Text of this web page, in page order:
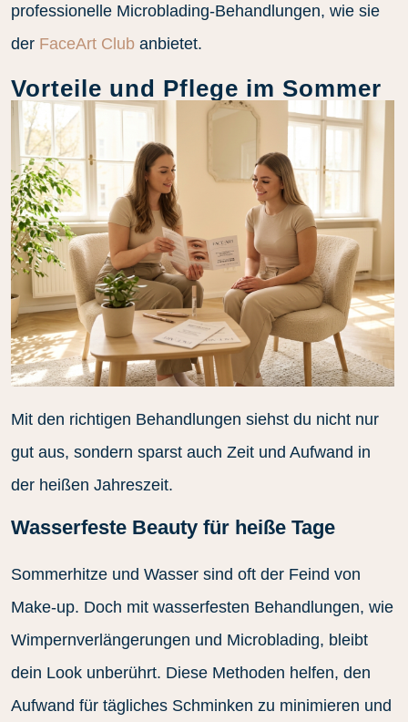
professionelle Microblading-Behandlungen, wie sie
der FaceArt Club anbietet.
Vorteile und Pflege im Sommer
Mit den richtigen Behandlungen siehst du nicht nur
gut aus, sondern sparst auch Zeit und Aufwand in
der heißen Jahreszeit.
Wasserfeste Beauty für heiße Tage
Sommerhitze und Wasser sind oft der Feind von
Make-up. Doch mit wasserfesten Behandlungen, wie
Wimpernverlängerungen und Microblading, bleibt
dein Look unberührt. Diese Methoden helfen, den
Aufwand für tägliches Schminken zu minimieren und